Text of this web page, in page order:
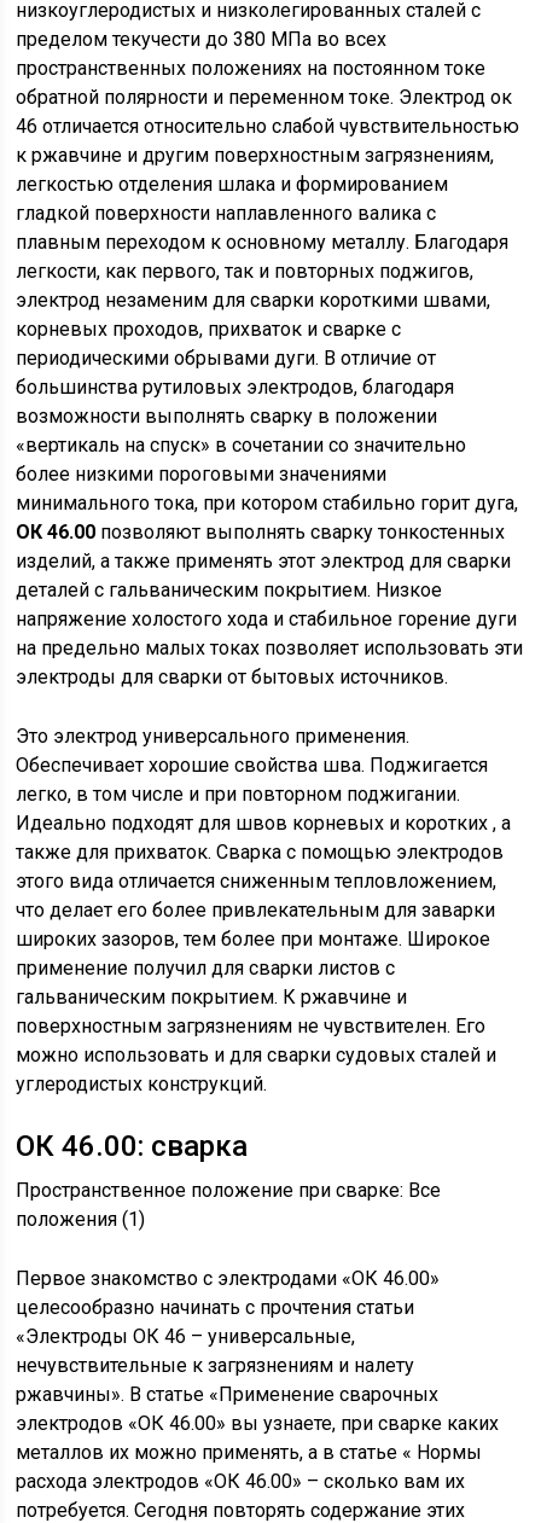
низкоуглеродистых и низколегированных сталей с
пределом текучести до 380 МПа во всех
пространственных положениях на постоянном токе
обратной полярности и переменном токе. Электрод ок
46 отличается относительно слабой чувствительностью
к ржавчине и другим поверхностным загрязнениям,
легкостью отделения шлака и формированием
гладкой поверхности наплавленного валика с
плавным переходом к основному металлу. Благодаря
легкости, как первого, так и повторных поджигов,
электрод незаменим для сварки короткими швами,
корневых проходов, прихваток и сварке с
периодическими обрывами дуги. В отличие от
большинства рутиловых электродов, благодаря
возможности выполнять сварку в положении
«вертикаль на спуск» в сочетании со значительно
более низкими пороговыми значениями
минимального тока, при котором стабильно горит дуга,
ОК 46.00 позволяют выполнять сварку тонкостенных
изделий, а также применять этот электрод для сварки
деталей с гальваническим покрытием. Низкое
напряжение холостого хода и стабильное горение дуги
на предельно малых токах позволяет использовать эти
электроды для сварки от бытовых источников.
Это электрод универсального применения.
Обеспечивает хорошие свойства шва. Поджигается
легко, в том числе и при повторном поджигании.
Идеально подходят для швов корневых и коротких , а
также для прихваток. Сварка с помощью электродов
этого вида отличается сниженным тепловложением,
что делает его более привлекательным для заварки
широких зазоров, тем более при монтаже. Широкое
применение получил для сварки листов с
гальваническим покрытием. К ржавчине и
поверхностным загрязнениям не чувствителен. Его
можно использовать и для сварки судовых сталей и
углеродистых конструкций.
ОК 46.00: сварка
Пространственное положение при сварке: Все
положения (1)
Первое знакомство с электродами «ОК 46.00»
целесообразно начинать с прочтения статьи
«Электроды ОК 46 – универсальные,
нечувствительные к загрязнениям и налету
ржавчины». В статье «Применение сварочных
электродов «ОК 46.00» вы узнаете, при сварке каких
металлов их можно применять, а в статье « Нормы
расхода электродов «ОК 46.00» – сколько вам их
потребуется. Сегодня повторять содержание этих